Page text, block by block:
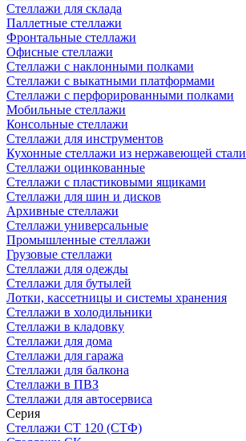
Стеллажи для склада
Паллетные стеллажи
Фронтальные стеллажи
Офисные стеллажи
Стеллажи с наклонными полками
Стеллажи с выкатными платформами
Стеллажи с перфорированными полками
Мобильные стеллажи
Консольные стеллажи
Стеллажи для инструментов
Кухонные стеллажи из нержавеющей стали
Стеллажи оцинкованные
Стеллажи с пластиковыми ящиками
Стеллажи для шин и дисков
Архивные стеллажи
Стеллажи универсальные
Промышленные стеллажи
Грузовые стеллажи
Стеллажи для одежды
Стеллажи для бутылей
Лотки, кассетницы и системы хранения
Стеллажи в холодильники
Стеллажи в кладовку
Стеллажи для дома
Стеллажи для гаража
Стеллажи для балкона
Стеллажи в ПВЗ
Стеллажи для автосервиса
Серия
Стеллажи СТ 120 (СТФ)